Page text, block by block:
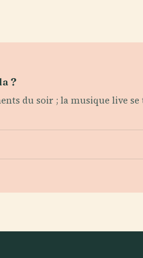
?
du soir ; la musique live